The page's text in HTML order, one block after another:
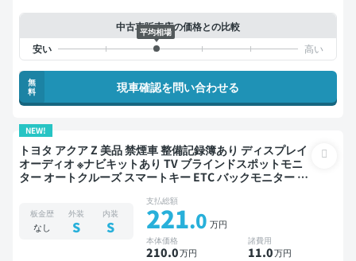
中古車販売店の価格との比較
平均相場
無
料
現車確認を問い合わせる
NEW!
トヨタ アクア Z 美品 禁煙車 整備記録簿あり ディスプレイ
オーディオ ※ナビキットあり TV ブラインドスポットモニ
ター オートクルーズ スマートキー ETC バックモニター 全
板金歴
なし
外装
S
内装
S
支払総額
221.0 万円
本体価格
210.0万円
諸費用
11.0万円